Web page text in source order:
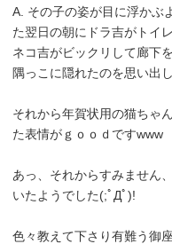
A. その子の姿が目に浮かぶ
た翌日の朝にドラ吉がトイ
ネコ吉がビックリして廊下
隅っこに隠れたのを思い出
それから年賀状用の猫ちゃ
た表情がｇｏｏｄですwww
あっ、それからすみません
いたようでした(;ﾟДﾟ)!
色々教えて下さり有難う御